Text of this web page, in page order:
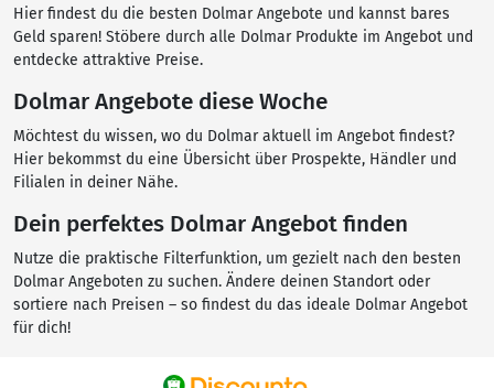
Hier findest du die besten Dolmar Angebote und kannst bares
Geld sparen! Stöbere durch alle Dolmar Produkte im Angebot und
entdecke attraktive Preise.
Dolmar Angebote diese Woche
Möchtest du wissen, wo du Dolmar aktuell im Angebot findest?
Hier bekommst du eine Übersicht über Prospekte, Händler und
Filialen in deiner Nähe.
Dein perfektes Dolmar Angebot finden
Nutze die praktische Filterfunktion, um gezielt nach den besten
Dolmar Angeboten zu suchen. Ändere deinen Standort oder
sortiere nach Preisen – so findest du das ideale Dolmar Angebot
für dich!